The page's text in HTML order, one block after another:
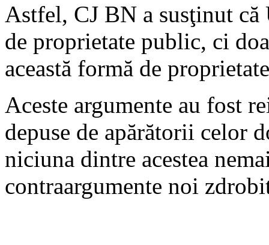
Astfel, CJ BN a susţinut
de proprietate public, ci
această formă de
Aceste argumente au fost
depuse de apărătorii celor
niciuna dintre acestea
contraargumente noi